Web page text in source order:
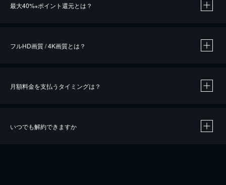
最大40%※ポイント還元とは？
※40％ポイント還元の対象は、クレジットカード決済による作品の購入 / レンタルです。
フルHD画質 / 4K画質とは？
月額料金を支払うタイミングは？
いつでも解約できますか